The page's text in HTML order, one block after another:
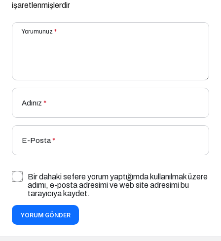
işaretlenmişlerdir
Yorumunuz *
Adınız *
E-Posta*
Bir dahaki sefere yorum yaptığımda kullanılmak üzere
adımı, e-posta adresimi ve web site adresimi bu
tarayıcıya kaydet.
YORUM GÖNDER